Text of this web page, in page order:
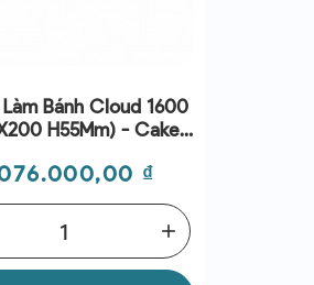
Làm Bánh Cloud 1600
H55Mm) - Cake
₫
add